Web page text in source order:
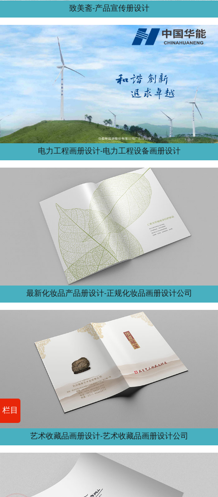
栏目
致美斋-产品宣传册设计
电力工程画册设计-电力工程设备画册设计
最新化妆品产品册设计-正规化妆品画册设计公司
艺术收藏品画册设计-艺术收藏品画册设计公司